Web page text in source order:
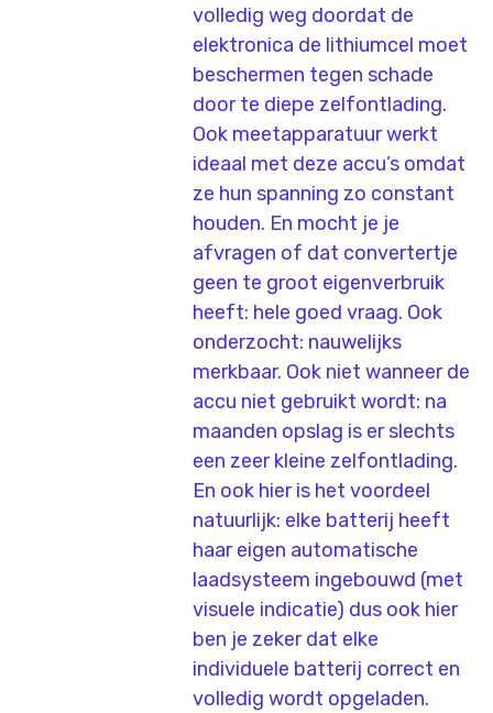
volledig weg doordat de
elektronica de lithiumcel moet
beschermen tegen schade
door te diepe zelfontlading.
Ook meetapparatuur werkt
ideaal met deze accu’s omdat
ze hun spanning zo constant
houden. En mocht je je
afvragen of dat convertertje
geen te groot eigenverbruik
heeft: hele goed vraag. Ook
onderzocht: nauwelijks
merkbaar. Ook niet wanneer de
accu niet gebruikt wordt: na
maanden opslag is er slechts
een zeer kleine zelfontlading.
En ook hier is het voordeel
natuurlijk: elke batterij heeft
haar eigen automatische
laadsysteem ingebouwd (met
visuele indicatie) dus ook hier
ben je zeker dat elke
individuele batterij correct en
volledig wordt opgeladen.